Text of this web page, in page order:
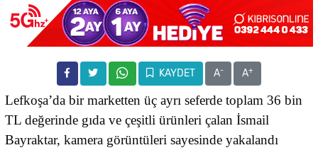
KAYDET A- A+
Lefkoşa’da bir marketten üç ayrı seferde toplam 36 bin
TL değerinde gıda ve çeşitli ürünleri çalan İsmail
Bayraktar, kamera görüntüleri sayesinde yakalandı